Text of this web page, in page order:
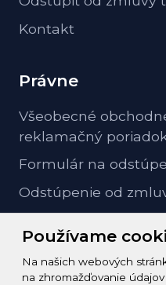
Používame
Na našich webových
na zhromažďovanie
Kontakt
Právne
Všeobecné
reklamačný
Formulár na
Odstúpenie od
Kontakt